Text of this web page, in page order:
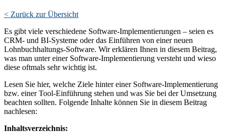
< Zurück zur Übersicht
Es gibt viele verschiedene Software-Implementierungen – seien es
CRM- und BI-Systeme oder das Einführen von einer neuen
Lohnbuchhaltungs-Software. Wir erklären Ihnen in diesem Beitrag,
was man unter einer Software-Implementierung versteht und wieso
diese oftmals sehr wichtig ist.
Lesen Sie hier, welche Ziele hinter einer Software-Implementierung
bzw. einer Tool-Einführung stehen und was Sie bei der Umsetzung
beachten sollten. Folgende Inhalte können Sie in diesem Beitrag
nachlesen:
Inhaltsverzeichnis: